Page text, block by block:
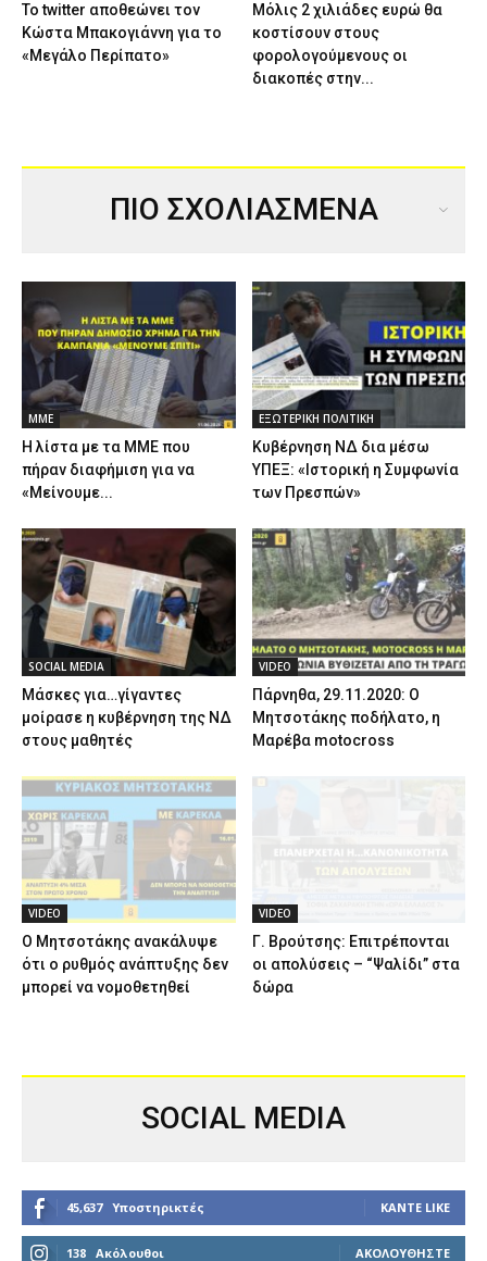
Το twitter αποθεώνει τον
Κώστα Μπακογιάννη για το
«Μεγάλο Περίπατο»
Μόλις 2 χιλιάδες ευρώ θα
κοστίσουν στους
φορολογούμενους οι
διακοπές στην...
ΠΙΟ ΣΧΟΛΙΑΣΜΕΝΑ
ΜΜΕ
Η λίστα με τα ΜΜΕ που
πήραν διαφήμιση για να
«Μείνουμε...
ΕΞΩΤΕΡΙΚΗ ΠΟΛΙΤΙΚΗ
Κυβέρνηση ΝΔ δια μέσω
ΥΠΕΞ: «Ιστορική η Συμφωνία
των Πρεσπών»
SOCIAL MEDIA
Μάσκες για…γίγαντες
μοίρασε η κυβέρνηση της ΝΔ
στους μαθητές
VIDEO
Πάρνηθα, 29.11.2020: Ο
Μητσοτάκης ποδήλατο, η
Μαρέβα motocross
VIDEO
Ο Μητσοτάκης ανακάλυψε
ότι ο ρυθμός ανάπτυξης δεν
μπορεί να νομοθετηθεί
VIDEO
Γ. Βρούτσης: Επιτρέπονται
οι απολύσεις – “Ψαλίδι” στα
δώρα
SOCIAL MEDIA
45,637 Υποστηρικτές ΚΆΝΤΕ LIKE
138 Ακόλουθοι ΑΚΟΛΟΥΘΉΣΤΕ